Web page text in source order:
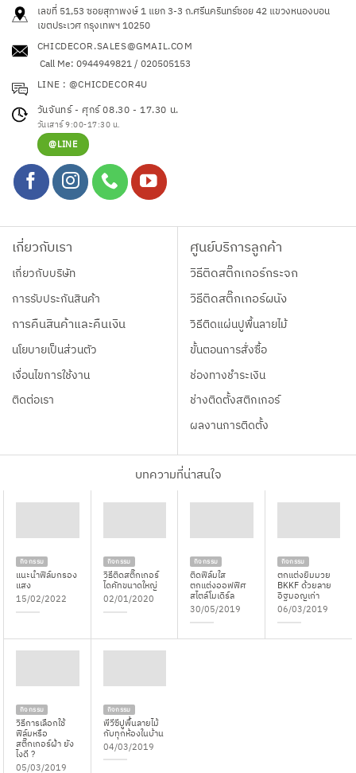
เลขที่ 51,53 ซอยสุภาพงษ์ 1 แยก 3-3 ถ.ศรีนครินทร์ซอย 42แขวงหนองบอน
เขตประเวศ กรุงเทพฯ 10250
CHICDECOR.SALES@GMAIL.COM
Call Me: 0944949821 / 020505153
LINE : @CHICDECOR4U
วันจันทร์ - ศุกร์ 08.30 - 17.30 น.
วันเสาร์ 9:00-17:30 น.
@LINE
เกี่ยวกับเรา
เกี่ยวกับบริษัท
การรับประกันสินค้า
การคืนสินค้าและคืนเงิน
นโยบายเป็นส่วนตัว
เงื่อนไขการใช้งาน
ติดต่อเรา
ศูนย์บริการลูกค้า
วิธีติดสติ๊กเกอร์กระจก
วิธีติดสติ๊กเกอร์ผนัง
วิธีติดแผ่นปูพื้นลายไม้
ขั้นตอนการสั่งซื้อ
ช่องทางชำระเงิน
ช่างติดตั้งสติกเกอร์
ผลงานการติดตั้ง
บทความที่น่าสนใจ
กิจกรรม
แนะนำฟิล์มกรอง
แสง
15/02/2022
กิจกรรม
วิธีติดสติ๊กเกอร์
ไดคัทขนาดใหญ่
02/01/2020
กิจกรรม
ติดฟิล์มใส
ตกแต่งออฟฟิศ
สไตล์โมเดิร์ล
30/05/2019
กิจกรรม
ตกแต่งยิมมวย
BKKF ด้วยลาย
อิฐมอญเก่า
06/03/2019
กิจกรรม
วิธีการเลือกใช้
ฟิล์มหรือ
สติ๊กเกอร์ฝ้า ยัง
ไงดี ?
05/03/2019
กิจกรรม
พีวีซีปูพื้นลายไม้
กับทุกห้องในบ้าน
04/03/2019